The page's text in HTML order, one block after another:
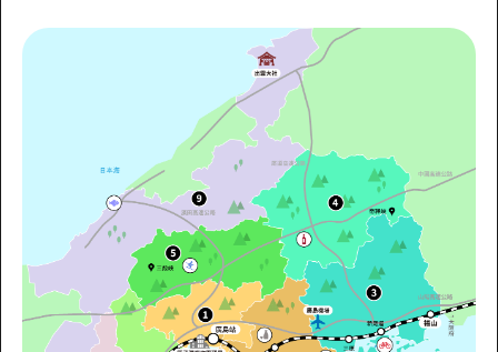
2晚3天
志願者指南
廣島視頻
常見問題
照片下載
災難發生期間的交通資訊
廣島縣觀光宣傳冊